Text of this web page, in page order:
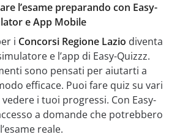
l’esame preparando con Easy-
e App Mobile
i Concorsi Regione Lazio diventa
e l’app di Easy-Quizzz.
sono pensati per aiutarti a
efficace. Puoi fare quiz su vari
i tuoi progressi. Con Easy-
a domande che potrebbero
reale.